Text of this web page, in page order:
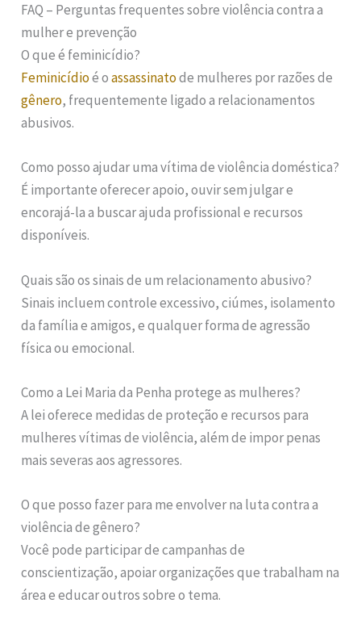
FAQ – Perguntas frequentes sobre violência contra a
mulher e prevenção
O que é feminicídio?
Feminicídioé oassassinatode mulheres por razões de
gênero, frequentemente ligado a relacionamentos
abusivos.
Como posso ajudar uma vítima de violência doméstica?
É importante oferecer apoio, ouvir sem julgar e
encorajá-la a buscar ajuda profissional e recursos
disponíveis.
Quais são os sinais de um relacionamento abusivo?
Sinais incluem controle excessivo, ciúmes, isolamento
da família e amigos, e qualquer forma de agressão
física ou emocional.
Como a Lei Maria da Penha protege as mulheres?
A lei oferece medidas de proteção e recursos para
mulheres vítimas de violência, além de impor penas
mais severas aos agressores.
O que posso fazer para me envolver na luta contra a
violência de gênero?
Você pode participar de campanhas de
conscientização, apoiar organizações que trabalham na
área e educar outros sobre o tema.